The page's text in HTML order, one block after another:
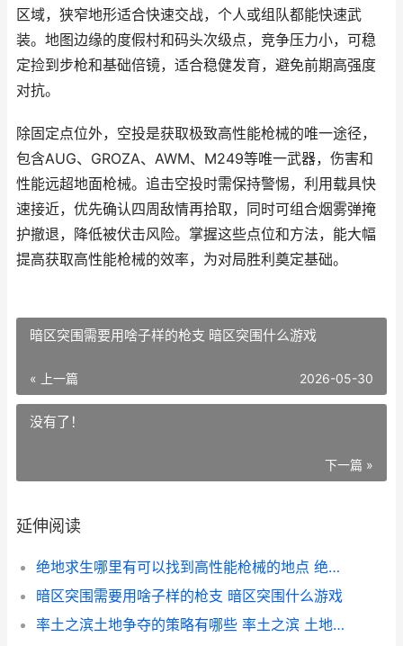
区域，狭窄地形适合快速交战，个人或组队都能快速武
装。地图边缘的度假村和码头次级点，竞争压力小，可稳
定捡到步枪和基础倍镜，适合稳健发育，避免前期高强度
对抗。
除固定点位外，空投是获取极致高性能枪械的唯一途径，
包含AUG、GROZA、AWM、M249等唯一武器，伤害和
性能远超地面枪械。追击空投时需保持警惕，利用载具快
速接近，优先确认四周敌情再拾取，同时可组合烟雾弹掩
护撤退，降低被伏击风险。掌握这些点位和方法，能大幅
提高获取高性能枪械的效率，为对局胜利奠定基础。
暗区突围需要用啥子样的枪支 暗区突围什么游戏
« 上一篇 2026-05-30
没有了！
下一篇 »
延伸阅读
绝地求生哪里有可以找到高性能枪械的地点 绝地求生哪里有密室
暗区突围需要用啥子样的枪支 暗区突围什么游戏
率土之滨土地争夺的策略有哪些 率土之滨 土地难度表